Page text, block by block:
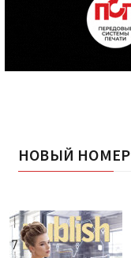
НОВЫЙ НОМЕР